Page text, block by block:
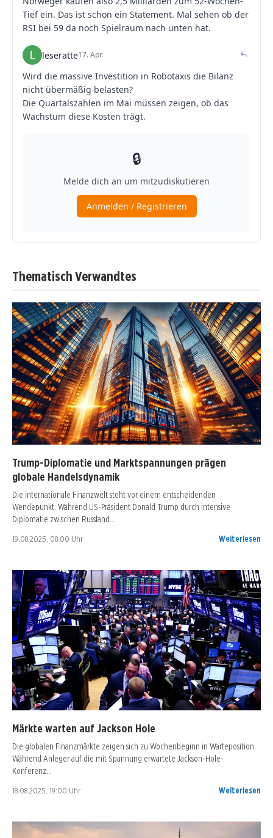
Thematisch Verwandtes
Trump-Diplomatie und Marktspannungen prägen
globale Handelsdynamik
Die internationale Finanzwelt steht vor einem entscheidenden
Wendepunkt. Während US-Präsident Donald Trump durch intensive
Diplomatie zwischen Russland…
19.08.2025, 08:00 Uhr Weiterlesen
Märkte warten auf Jackson Hole
Die globalen Finanzmärkte zeigen sich zu Wochenbeginn in Warteposition.
Während Anleger auf die mit Spannung erwartete Jackson-Hole-
Konferenz…
18.08.2025, 19:00 Uhr Weiterlesen